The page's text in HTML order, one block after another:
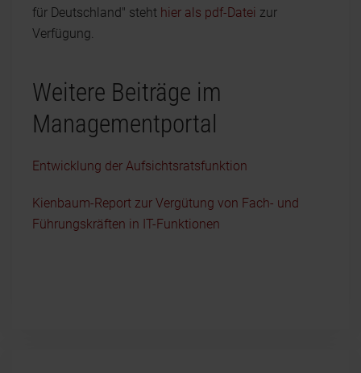
für Deutschland" steht hier als pdf-Datei zur
Verfügung.
Weitere Beiträge im
Managementportal
Entwicklung der Aufsichtsratsfunktion
Kienbaum-Report zur Vergütung von Fach- und
Führungskräften in IT-Funktionen